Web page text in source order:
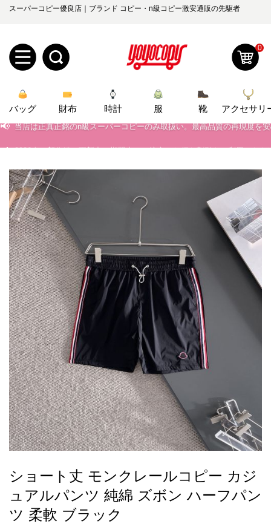
スーパーコピー優良店｜ブランド コピー・n級コピー激安通販の先駆者
規
ザ
ー
登
録
ロ
ン
オ
ー
ダ
ー
管
理
お
知
ら
せ
yoyocopys@gmail.com
2026人気特集
バッグ
財布
時計
服
ズボン
衣装セット
靴
住まい用品
アクセサリー
ベルト
スカーフ
アイフォーンケ
ース
小物
最
新
製
品
お
す
す
め
0
バッグ 財布 時計 服 靴 アクセサリ
📢 当店は正真正銘のn級スーパーコピーのみ取扱い。最高品質の再現度を
📢 当店は正真正銘のn級スーパーコピーのみ取扱い。最高品質の再現度を
📢 2026春の新作続々更新中！期間中のご注文でお得な割引をご利用いただ
📢 新作入荷！ルイ・ヴィトンスーパーコピー バッグ最新モデルが登場。
ショート丈 モンクレールコピー カジ
ュアルパンツ 純綿 ズボン ハーフパン
ツ 柔軟 ブラック